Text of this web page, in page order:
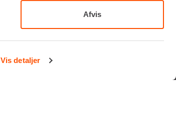
Vis detaljer
Afvis